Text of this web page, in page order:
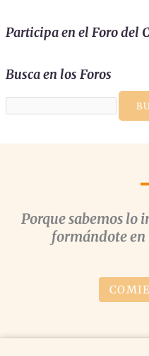
Participa en el Foro del
Busca en los Foros
Porque sabemos lo
formándote en